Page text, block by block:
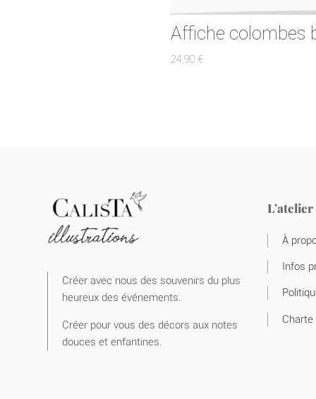
Affiche colombes
24,90 €
Créer avec nous des souvenirs du plus
heureux des événements.
Créer pour vous des décors aux notes
douces et enfantines.
L’atelier
À
Infos
Charte